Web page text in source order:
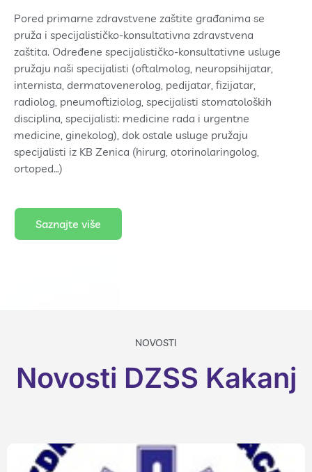
Pored primarne zdravstvene zaštite građanima se
pruža i specijalističko-konsultativna zdravstvena
zaštita. Određene specijalističko-konsultativne usluge
pružaju naši specijalisti (oftalmolog, neuropsihijatar,
internista, dermatovenerolog, pedijatar, fizijatar,
radiolog, pneumoftiziolog, specijalisti stomatoloških
disciplina, specijalisti: medicine rada i urgentne
medicine, ginekolog), dok ostale usluge pružaju
specijalisti iz KB Zenica (hirurg, otorinolaringolog,
ortoped…)
Saznajte više
NOVOSTI
Novosti DZSS Kakanj